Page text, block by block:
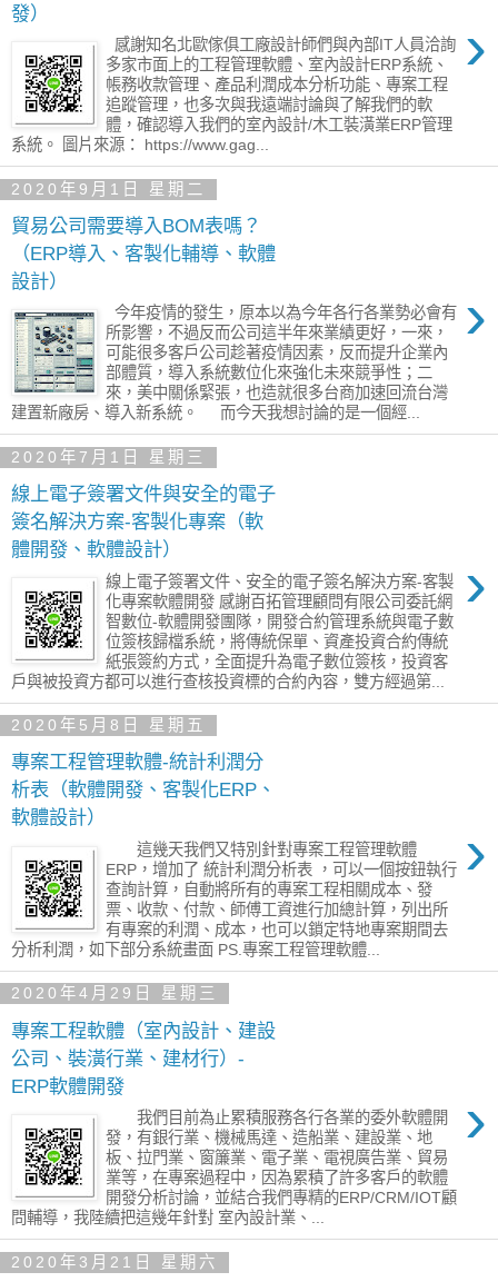
發）
›
感謝知名北歐傢俱工廠設計師們與內部IT人員洽詢
多家市面上的工程管理軟體、室內設計ERP系統、
帳務收款管理、產品利潤成本分析功能、專案工程
追蹤管理，也多次與我遠端討論與了解我們的軟
體，確認導入我們的室內設計/木工裝潢業ERP管理
系統。 圖片來源： https://www.gag...
2020年9月1日 星期二
貿易公司需要導入BOM表嗎？
（ERP導入、客製化輔導、軟體
設計）
›
今年疫情的發生，原本以為今年各行各業勢必會有
所影響，不過反而公司這半年來業績更好，一來，
可能很多客戶公司趁著疫情因素，反而提升企業內
部體質，導入系統數位化來強化未來競爭性；二
來，美中關係緊張，也造就很多台商加速回流台灣
建置新廠房、導入新系統。 而今天我想討論的是一個經...
2020年7月1日 星期三
線上電子簽署文件與安全的電子
簽名解決方案-客製化專案（軟
體開發、軟體設計）
›
線上電子簽署文件、安全的電子簽名解決方案-客製
化專案軟體開發 感謝百拓管理顧問有限公司委託網
智數位-軟體開發團隊，開發合約管理系統與電子數
位簽核歸檔系統，將傳統保單、資產投資合約傳統
紙張簽約方式，全面提升為電子數位簽核，投資客
戶與被投資方都可以進行查核投資標的合約內容，雙方經過第...
2020年5月8日 星期五
專案工程管理軟體-統計利潤分
析表（軟體開發、客製化ERP、
軟體設計）
›
這幾天我們又特別針對專案工程管理軟體
ERP，增加了 統計利潤分析表 ，可以一個按鈕執行
查詢計算，自動將所有的專案工程相關成本、發
票、收款、付款、師傅工資進行加總計算，列出所
有專案的利潤、成本，也可以鎖定特地專案期間去
分析利潤，如下部分系統畫面 PS.專案工程管理軟體...
2020年4月29日 星期三
專案工程軟體（室內設計、建設
公司、裝潢行業、建材行）-
ERP軟體開發
›
我們目前為止累積服務各行各業的委外軟體開
發，有銀行業、機械馬達、造船業、建設業、地
板、拉門業、窗簾業、電子業、電視廣告業、貿易
業等，在專案過程中，因為累積了許多客戶的軟體
開發分析討論，並結合我們專精的ERP/CRM/IOT顧
問輔導，我陸續把這幾年針對 室內設計業、...
2020年3月21日 星期六